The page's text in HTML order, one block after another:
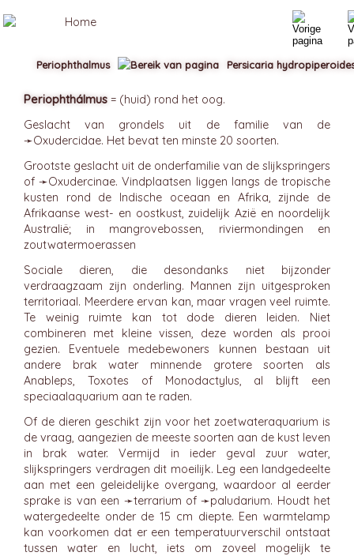
Periophthálmus = (huid) rond het oog.
Geslacht van grondels uit de familie van de
➛Oxudercidae. Het bevat ten minste 20 soorten.
Grootste geslacht uit de onderfamilie van de slijkspringers
of ➛Oxudercinae. Vindplaatsen liggen langs de tropische
kusten rond de Indische oceaan en Afrika, zijnde de
Afrikaanse west- en oostkust, zuidelijk Azië en noordelijk
Australië; in mangrovebossen, riviermondingen en
zoutwatermoerassen
Sociale dieren, die desondanks niet bijzonder
verdraagzaam zijn onderling. Mannen zijn uitgesproken
territoriaal. Meerdere ervan kan, maar vragen veel ruimte.
Te weinig ruimte kan tot dode dieren leiden. Niet
combineren met kleine vissen, deze worden als prooi
gezien. Eventuele medebewoners kunnen bestaan uit
andere brak water minnende grotere soorten als
Anableps, Toxotes of Monodactylus, al blijft een
speciaalaquarium aan te raden.
Of de dieren geschikt zijn voor het zoetwateraquarium is
de vraag, aangezien de meeste soorten aan de kust leven
in brak water. Vermijd in ieder geval zuur water,
slijkspringers verdragen dit moeilijk. Leg een landgedeelte
aan met een geleidelijke overgang, waardoor al eerder
sprake is van een ➛terrarium of ➛paludarium. Houdt het
watergedeelte onder de 15 cm diepte. Een warmtelamp
kan voorkomen dat er een temperatuurverschil ontstaat
tussen water en lucht, iets om zoveel mogelijk te
Periophthalmus Persicaria